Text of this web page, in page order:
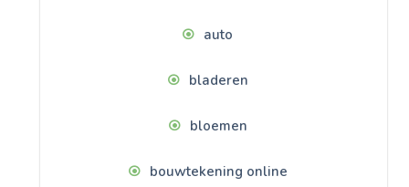
auto
bladeren
bloemen
bouwtekening online